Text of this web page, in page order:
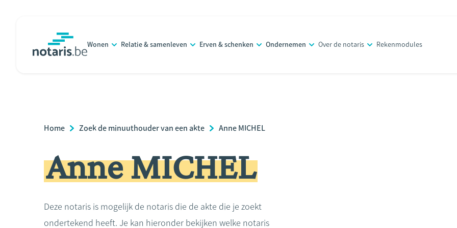
Wonen Relatie & samenleven Erven & schenken Ondernemen Over de notaris Rekenmodules
Breadcrumb
Home Zoek de minuuthouder van een akte Anne MICHEL
Anne MICHEL
Deze notaris is mogelijk de notaris die de akte die je zoekt
ondertekend heeft. Je kan hieronder bekijken welke notaris